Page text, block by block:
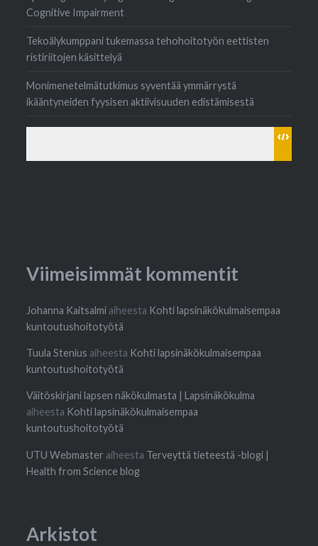
Cognitive Impairment
Tekoälykumppani tukemassa tehohoitotyön eettisten
ristiriitojen käsittelyä
Monimenetelmätutkimus syventää ymmärrystä
ikääntyneiden fyysisen aktiivisuuden edistämisestä
Viimeisimmät kommentit
Johanna Kaitsalmi aiheesta Kohti lapsinäkökulmaisempaa
kuntoutushoitotyötä
Tuula Stenius aiheesta Kohti lapsinäkökulmaisempaa
kuntoutushoitotyötä
Väitöskirjani lapsen näkökulmasta | Lapsinäkökulma
aiheesta Kohti lapsinäkökulmaisempaa
kuntoutushoitotyötä
UTU Webmaster aiheesta Terveyttä tieteestä -blogi |
Health from Science blog
Arkistot